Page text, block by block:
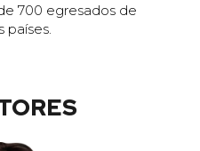
700 egresados de
países.